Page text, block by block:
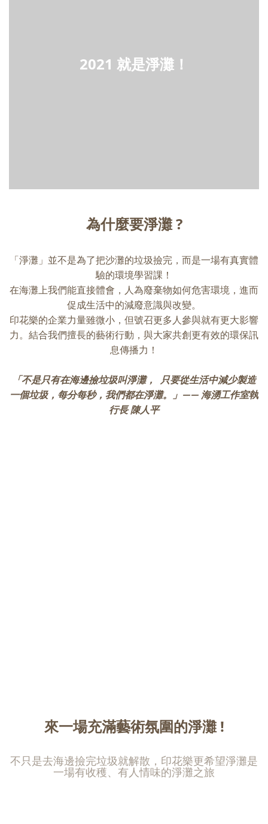
2021 就是淨灘！
為什麼要淨灘 ?
「淨灘」並不是為了把沙灘的垃圾撿完，而是一場有真實體
驗的環境學習課！
在海灘上我們能直接體會，人為廢棄物如何危害環境，進而
促成生活中的減廢意識與改變。
印花樂的企業力量雖微小，但號召更多人參與就有更大影響
力。結合我們擅長的藝術行動，與大家共創更有效的環保訊
息傳播力！
「不是只有在海邊撿垃圾叫淨灘， 只要從生活中減少製造
一個垃圾，每分每秒，我們都在淨灘。」—— 海湧工作室執
行長 陳人平
來一場充滿藝術氛圍的淨灘 !
不只是去海邊撿完垃圾就解散，印花樂更希望淨灘是
一場有收穫、有人情味的淨灘之旅